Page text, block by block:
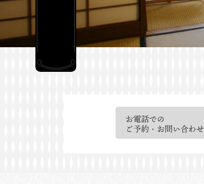
お電話での
ご予約・お問い合わせ